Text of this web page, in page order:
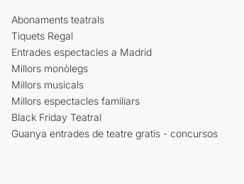
Abonaments teatrals
Tiquets Regal
Entrades espectacles a Madrid
Millors monòlegs
Millors musicals
Millors espectacles familiars
Black Friday Teatral
Guanya entrades de teatre gratis - concursos